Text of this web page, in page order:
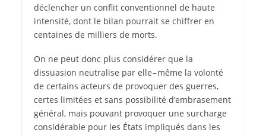
déclencher un conflit conventionnel de haute
intensité, dont le bilan pourrait se chiffrer en
centaines de milliers de morts.
On ne peut donc plus considérer que la
dissuasion neutralise par elle – même la volonté
de certains acteurs de provoquer des guerres,
certes limitées et sans possibilité d’embrasement
général, mais pouvant provoquer une surcharge
considérable pour les États impliqués dans les